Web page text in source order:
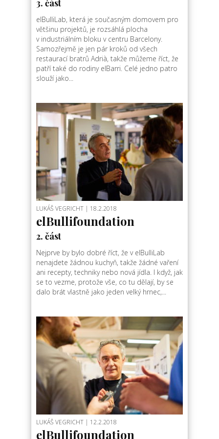
3. část
elBulliLab, která je současným domovem pro
většinu projektů, je rozsáhlá plocha
v industriálním bloku v centru Barcelony.
Samozřejmě je jen pár kroků od všech
restaurací bratrů Adrià, takže můžeme říct, že
patří také do rodiny elBarri. Celé jedno patro
slouží jako...
LUKÁŠ VEGRICHT | 18.2.2018
elBullifoundation
2. část
Nejprve by bylo dobré říct, že v elBulliLab
nenajdete žádnou kuchyň, takže žádné vaření
ani recepty, techniky nebo nová jídla. I když, jak
se to vezme, protože vše, co tu dělají, by se
dalo brát vlastně jako jeden velký hrnec,...
LUKÁŠ VEGRICHT | 12.2.2018
elBullifoundation